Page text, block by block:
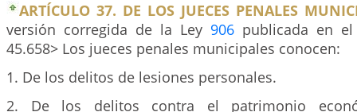
ARTÍCULO 37. DE LOS JUECES PENALES
versión corregida de la Ley 906 publicada en
45.658> Los jueces penales municipales conocen:
1. De los delitos de lesiones personales.
2. De los delitos contra el patrimonio